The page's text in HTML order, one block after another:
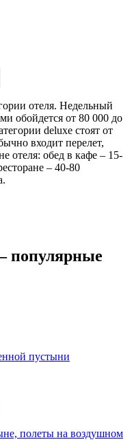
отеля. Недельный
обойдется от 80 000 до
deluxe стоят от
входит перелет,
отеля: обед в кафе – 15-
– 40-80
популярные
пустыни
полеты на воздушном